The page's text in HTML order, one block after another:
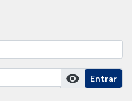
visibility Entrar